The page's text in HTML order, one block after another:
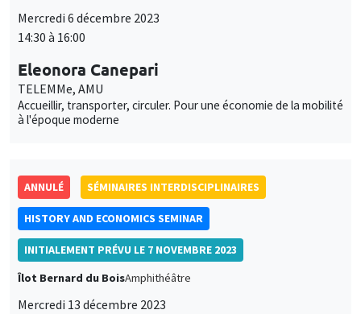
Mercredi 6 décembre 2023
14:30 à 16:00
Eleonora Canepari
TELEMMe, AMU
Accueillir, transporter, circuler. Pour une économie de la mobilité
à l'époque moderne
ANNULÉ SÉMINAIRES INTERDISCIPLINAIRES
HISTORY AND ECONOMICS SEMINAR
INITIALEMENT PRÉVU LE 7 NOVEMBRE 2023
Îlot Bernard du BoisAmphithéâtre
Mercredi 13 décembre 2023